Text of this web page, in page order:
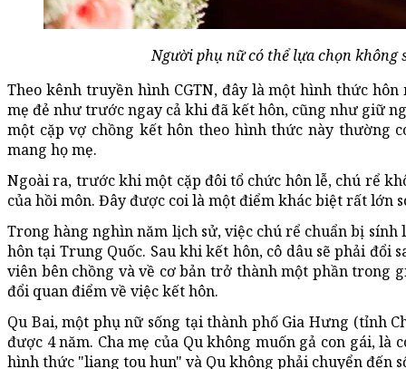
Người phụ nữ có thể lựa chọn không
Theo kênh truyền hình CGTN, đây là một hình thức
mẹ đẻ như trước ngay cả khi đã kết hôn, cũng như giữ
một cặp vợ chồng kết hôn theo hình thức này thường
mang họ mẹ.
Ngoài ra, trước khi một cặp đôi tổ chức hôn lễ, chú rể
của hồi môn. Đây được coi là một điểm khác biệt rất lớn
Trong hàng nghìn năm lịch sử, việc chú rể chuẩn bị
hôn tại Trung Quốc. Sau khi kết hôn, cô dâu sẽ phải đổi
viên bên chồng và về cơ bản trở thành một phần trong
đổi quan điểm về việc kết hôn.
Qu Bai, một phụ nữ sống tại thành phố Gia Hưng (tỉnh
được 4 năm. Cha mẹ của Qu không muốn gả con gái,
hình thức "liang tou hun" và Qu không phải chuyển đến